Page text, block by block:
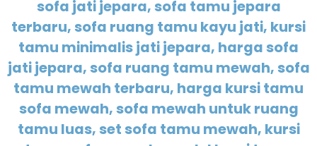
sofa jati jepara, sofa tamu jepara
terbaru, sofa ruang tamu kayu jati, kursi
tamu minimalis jati jepara, harga sofa
jati jepara, sofa ruang tamu mewah, sofa
tamu mewah terbaru, harga kursi tamu
sofa mewah, sofa mewah untuk ruang
tamu luas, set sofa tamu mewah, kursi